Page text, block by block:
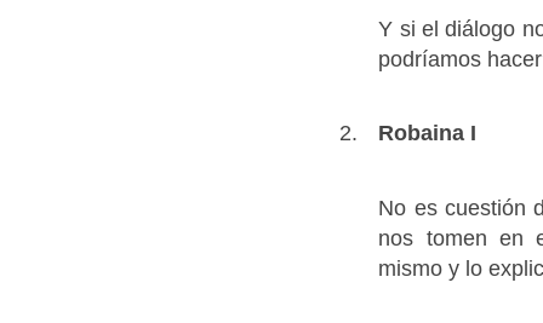
Y si el diálogo
podríamos
Robaina I
No es cuestión
nos tomen en
mismo y lo